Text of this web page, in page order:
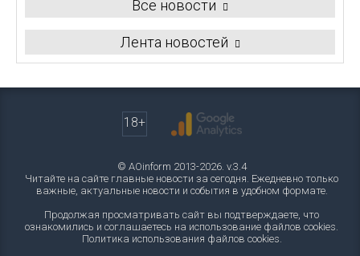
Все новости
Лента новостей
18+
© AOinform 2013-2026. v.3.4
Читайте на сайте главные новости за сегодня. Ежедневно только
важные, актуальные новости и события в удобном формате.
Продолжая просматривать сайт вы подтверждаете, что
ознакомились и соглашаетесь на использование файлов cookies.
Политика использования файлов cookies.